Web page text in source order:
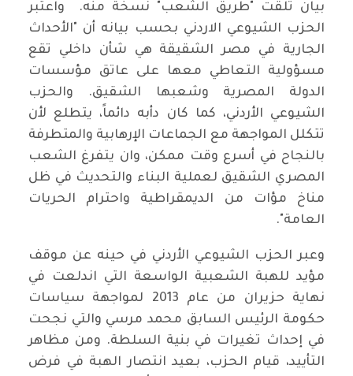
بيان تلقت "طريق الشعب" نسخة منه. ‏ واعتبر
الحزب الشيوعي الاردني بحسب بيانه أن "الأحداث
الجارية في مصر الشقيقة ‏هي شأن داخلي تقع
مسؤولية التعاطي معها على عاتق مؤسسات
‏الدولة المصرية وشعبها الشقيق. والحزب
الشيوعي الأردني، كما كان ‏دأبه دائماً، يتطلع لأن
تتكلل المواجهة مع الجماعات الإرهابية والمتطرفة
‏بالنجاح في أسرع وقت ممكن، وان يتفرغ الشعب
المصري الشقيق ‏لعملية البناء والتحديث في ظل
مناخ مؤات من الديمقراطية واحترام ‏الحريات
العامة".‏
وعبر الحزب الشيوعي الأردني في حينه عن موقف
مؤيد للهبة ‏الشعبية الواسعة التي اندلعت في
نهاية حزيران من عام 2013 ‏لمواجهة سياسات
حكومة الرئيس السابق محمد مرسي والتي ‏نجحت
في إحداث تغيرات في بنية السلطة. ومن مظاهر
التأييد، قيام ‏الحزب، بعيد انتصار الهبة في فرض